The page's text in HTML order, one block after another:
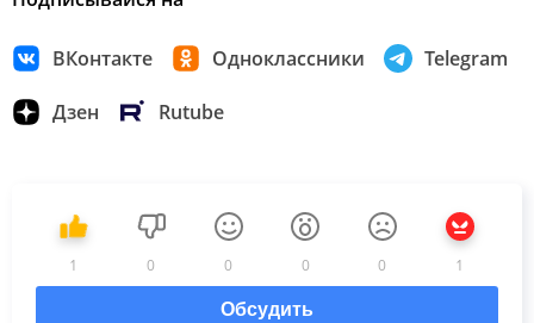
ВКонтакте Одноклассники Telegram
Дзен Rutube
1 0 0 0 0 1
Обсудить